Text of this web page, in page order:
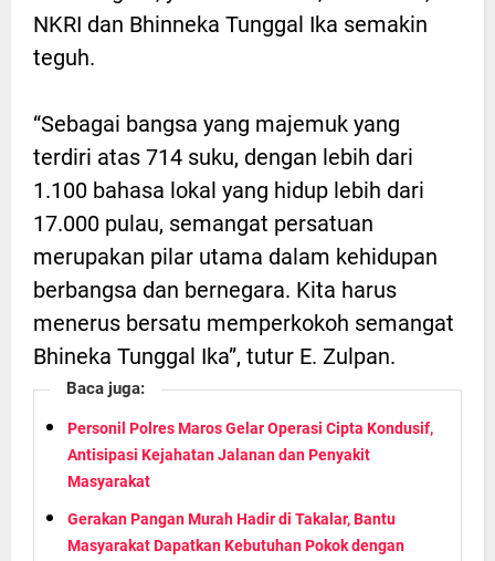
NKRI dan Bhinneka Tunggal Ika semakin
teguh.
“Sebagai bangsa yang majemuk yang
terdiri atas 714 suku, dengan lebih dari
1.100 bahasa lokal yang hidup lebih dari
17.000 pulau, semangat persatuan
merupakan pilar utama dalam kehidupan
berbangsa dan bernegara. Kita harus
menerus bersatu memperkokoh semangat
Bhineka Tunggal Ika”, tutur E. Zulpan.
Baca juga:
Personil Polres Maros Gelar Operasi Cipta Kondusif,
Antisipasi Kejahatan Jalanan dan Penyakit
Masyarakat
Gerakan Pangan Murah Hadir di Takalar, Bantu
Masyarakat Dapatkan Kebutuhan Pokok dengan